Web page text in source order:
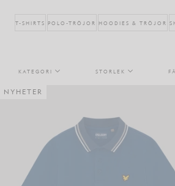
T-SHIRTS POLO-TRÖJOR HOODIES & TRÖJOR
KATEGORI STORLEK
NYHETER